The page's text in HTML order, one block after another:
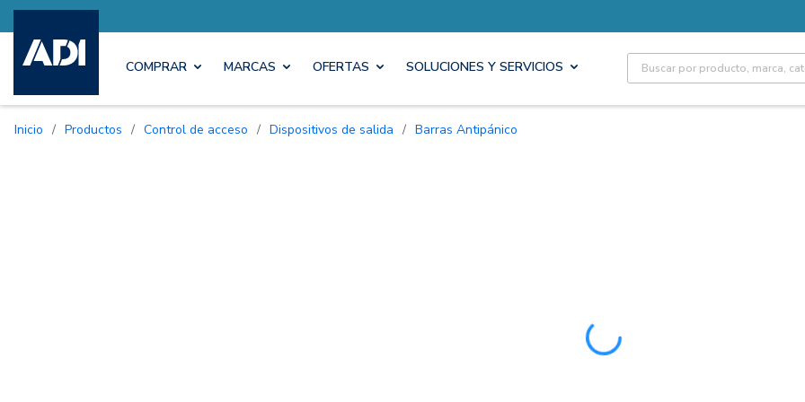
COMPRAR MARCAS OFERTAS SOLUCIONES Y SERVICIOS Site Search
Inicio / Productos / Control de acceso / Dispositivos de salida / Barras Antipánico